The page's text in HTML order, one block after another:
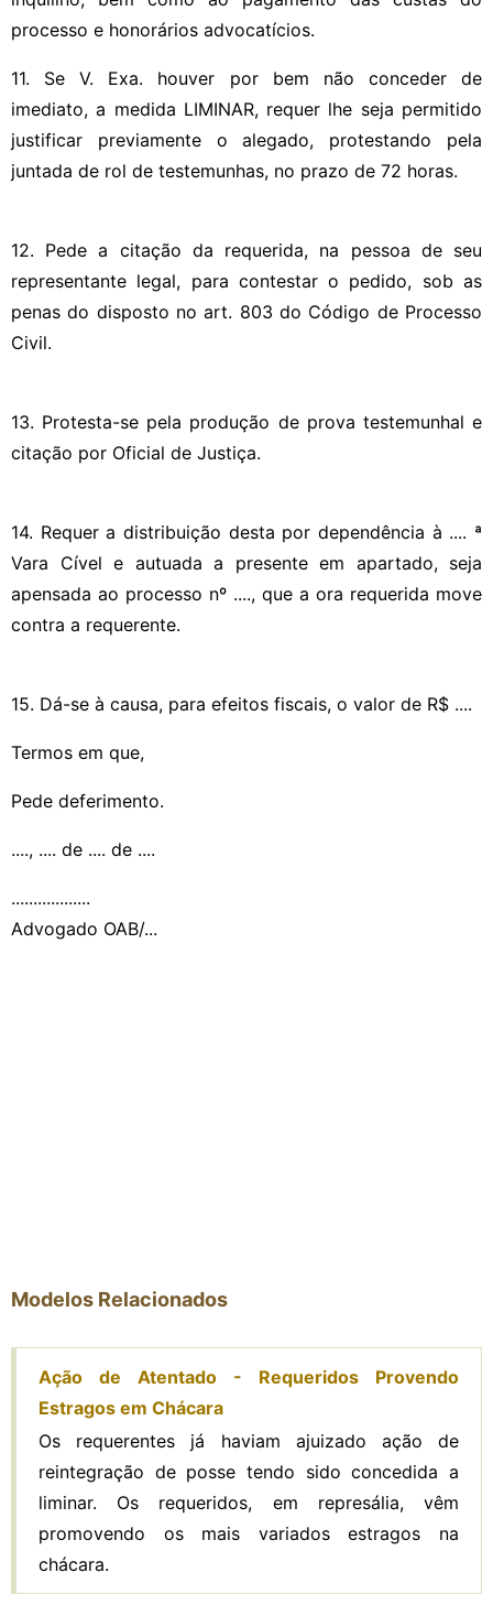
processo e honorários advocatícios.
11. Se V. Exa. houver por bem não conceder de
imediato, a medida LIMINAR, requer lhe seja permitido
justificar previamente o alegado, protestando pela
juntada de rol de testemunhas, no prazo de 72 horas.
12. Pede a citação da requerida, na pessoa de seu
representante legal, para contestar o pedido, sob as
penas do disposto no art. 803 do Código de Processo
Civil.
13. Protesta-se pela produção de prova testemunhal e
citação por Oficial de Justiça.
14. Requer a distribuição desta por dependência à .... ª
Vara Cível e autuada a presente em apartado, seja
apensada ao processo nº ...., que a ora requerida move
contra a requerente.
15. Dá-se à causa, para efeitos fiscais, o valor de R$ ....
Termos em que,
Pede deferimento.
...., .... de .... de ....
..................
Advogado OAB/...
Modelos Relacionados
Ação de Atentado - Requeridos Provendo
Estragos em Chácara
Os requerentes já haviam ajuizado ação de
reintegração de posse tendo sido concedida a
liminar. Os requeridos, em represália, vêm
promovendo os mais variados estragos na
chácara.